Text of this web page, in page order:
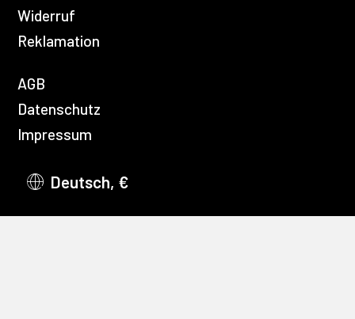
Widerruf
Reklamation
AGB
Datenschutz
Impressum
Deutsch, €